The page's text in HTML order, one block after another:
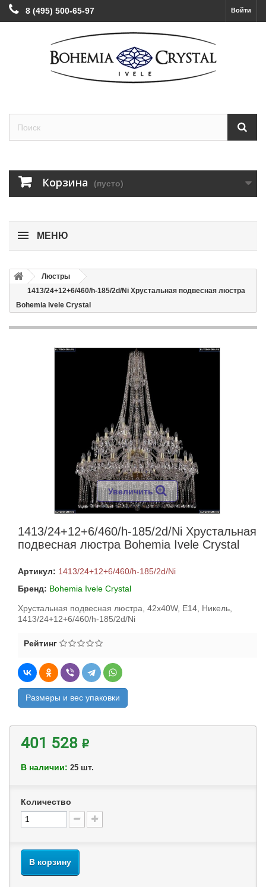
Войти
8 (495) 500-65-97
Корзина (пусто)
МЕНЮ
Люстры
1413/24+12+6/460/h-185/2d/Ni Хрустальная подвесная люстра
Bohemia Ivele Crystal
Увеличить
1413/24+12+6/460/h-185/2d/Ni Хрустальная
подвесная люстра Bohemia Ivele Crystal
Артикул: 1413/24+12+6/460/h-185/2d/Ni
Бренд: Bohemia Ivele Crystal
Хрустальная подвесная люстра, 42x40W, E14, Никель,
1413/24+12+6/460/h-185/2d/Ni
Рейтинг
Размеры и вес упаковки
401 528 ₽
В наличии: 25 шт.
Количество
В корзину